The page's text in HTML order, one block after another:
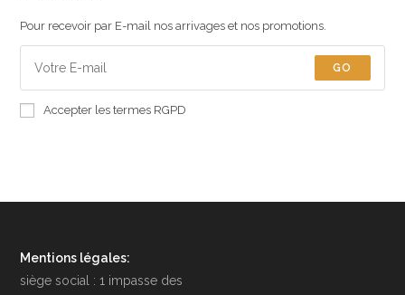
Pour recevoir par E-mail nos arrivages et nos promotions.
GO
Accepter les termes RGPD
Mentions légales:
siège social : 1 impasse des